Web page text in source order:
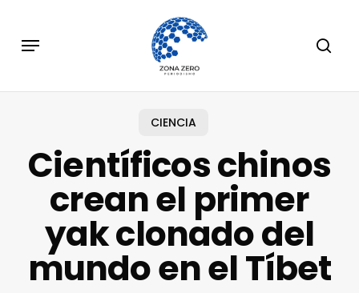
main
Menu
CIENCIA
Científicos chinos
crean el primer
yak clonado del
mundo en el Tíbet